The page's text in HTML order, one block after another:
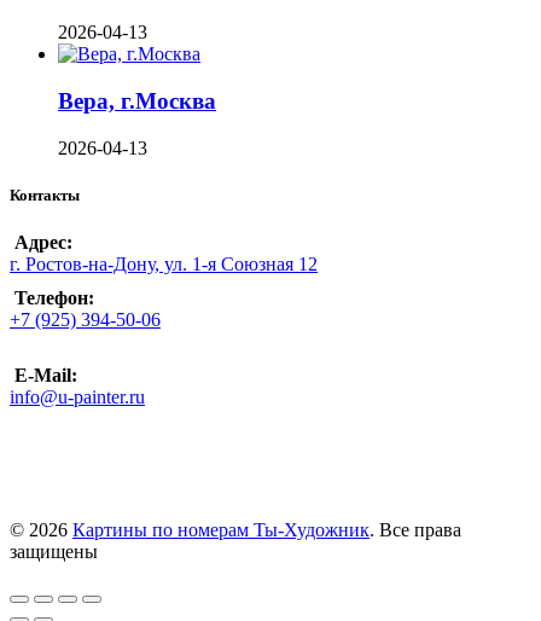
2026-04-13
Вера, г.Москва
2026-04-13
Контакты
Адрес:
г. Ростов-на-Дону, ул. 1-я Союзная 12
Телефон:
+7 (925) 394-50-06
E-Mail:
info@u-painter.ru
© 2026 Картины по номерам Ты-Художник. Все права
защищены